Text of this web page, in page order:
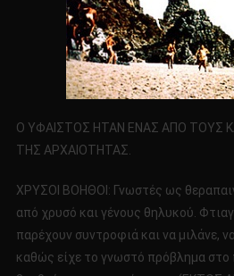
Ο ΥΦΑΙΣΤΟΣ ΗΤΑΝ ΕΝΑΣ ΑΠΟ ΤΟΥΣ
ΤΗΣ ΑΡΧΑΙΟΤΗΤΑΣ.
ΧΡΥΣΟΙ ΒΟΗΘΟΙ: Γνωστές ως
από χρυσό και γένους θηλυκού.
παρέχουν συντροφιά και να μιλάνε,
καθώς είχε το γνωστό πρόβλημα στο